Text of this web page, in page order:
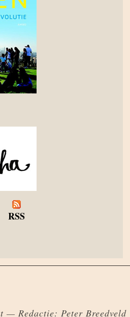
RSS
— Redactie: Peter Breedveld